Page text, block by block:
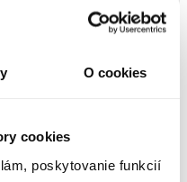
O cookies
cookies
poskytovanie funkcií
Kúpiť